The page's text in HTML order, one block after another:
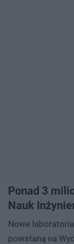
Ponad 3
Nauk
Nowe
powstaną na